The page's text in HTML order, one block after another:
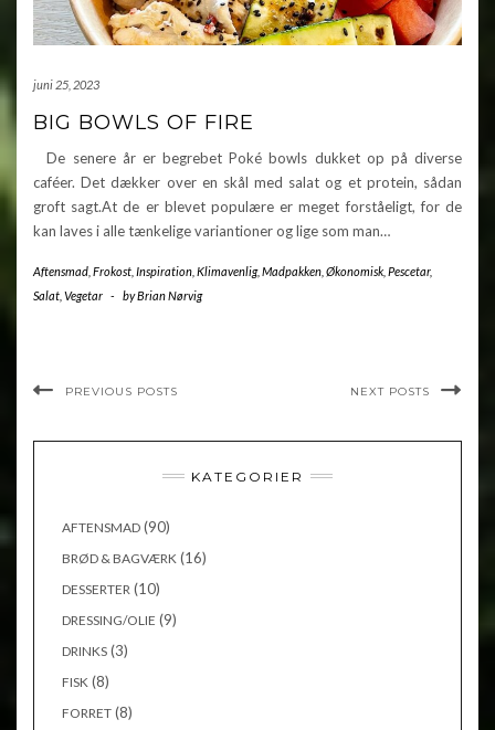
juni 25, 2023
BIG BOWLS OF FIRE
De senere år er begrebet Poké bowls dukket op på diverse
caféer. Det dækker over en skål med salat og et protein, sådan
groft sagt.At de er blevet populære er meget forståeligt, for de
kan laves i alle tænkelige variantioner og lige som man…
Aftensmad Frokost Inspiration Klimavenlig, Madpakken Økonomisk Pescetar,
Salat Vegetar - byBrian Nørvig
PREVIOUS POSTS NEXT POSTS
KATEGORIER
AFTENSMAD (90)
BRØD & BAGVÆRK (16)
DESSERTER (10)
DRESSING/OLIE (9)
DRINKS (3)
FISK (8)
FORRET (8)